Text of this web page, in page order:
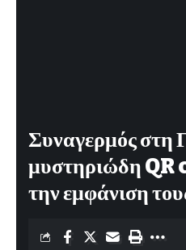
Συναγερμός στη
μυστηριώδη QR
την εμφάνιση